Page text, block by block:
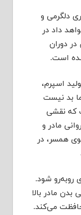
دلگرمی و
داد در
دوران
است.
اسپرم،
بد نیست
که نقشی
مادر و
همسر، در
روبه‌رو شود.
مادر بالا
می‌کند.